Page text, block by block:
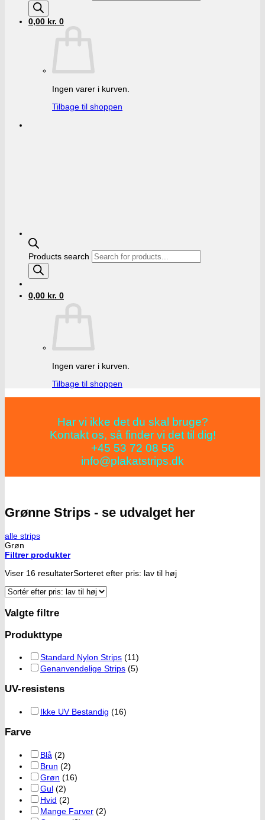
0,00 kr. 0
Ingen varer i kurven.
Tilbage til shoppen
Products search
0,00 kr. 0
Ingen varer i kurven.
Tilbage til shoppen
Har vi ikke det du skal bruge?
Kontakt os, så finder vi det til dig!
+45 53 72 08 56
info@plakatstrips.dk
Grønne Strips - se udvalget her
alle strips
Grøn
Filtrer produkter
Viser 16 resultaterSorteret efter pris: lav til høj
Valgte filtre
Produkttype
Standard Nylon Strips (11)
Genanvendelige Strips (5)
UV-resistens
Ikke UV Bestandig (16)
Farve
Blå (2)
Brun (2)
Grøn (16)
Gul (2)
Hvid (2)
Mange Farver (2)